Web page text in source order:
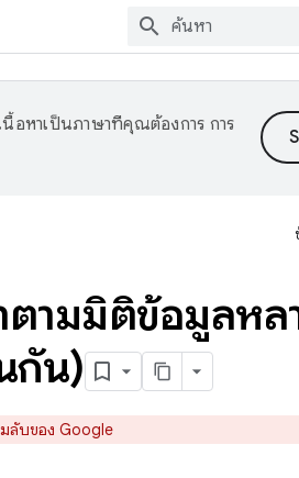
อหาเป็นภาษาที่คุณต้องการ การ
ามมิติข้อมูลหล
กัน)
มลับของ Google